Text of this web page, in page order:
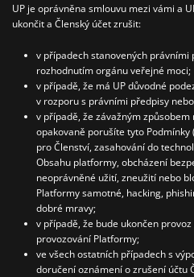
UP je oprávněna smlouvu mezi vámi a
ukončit a Členský účet zrušit:
v případech stanovených právními
rozhodnutím orgánu veřejné moci;
v případě, že má UP důvodné
v rozporu s právními předpisy
v případě, že závažným
opakovaně porušíte tyto
pro Členství, zasahování do
Obsahu platformy, obcházení
neoprávněné užití, zneužití nebo
Platformy samotné, hacking,
dobré mravy;
v případě, že bude ukončen
provozování Platformy;
ve všech ostatních případech s
doručení oznámení o zrušení účtu